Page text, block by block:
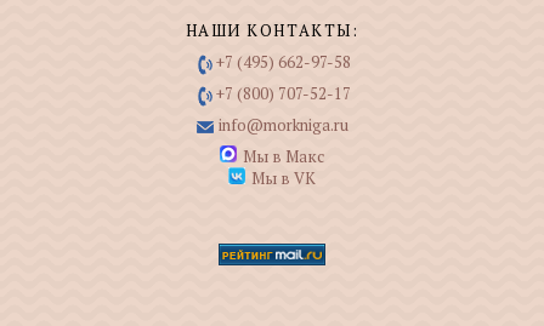
НАШИ КОНТАКТЫ:
+7 (495) 662-97-58
+7 (800) 707-52-17
info@morkniga.ru
Мы в Макс
Мы в VK